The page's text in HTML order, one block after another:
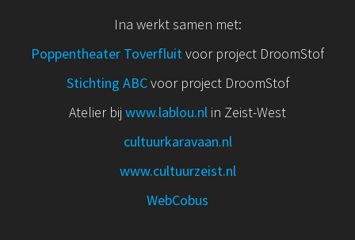
Ina werkt samen met:
Poppentheater Toverfluitvoor project DroomStof
Stichting ABCvoor project DroomStof
Atelier bij www.lablou.nl in Zeist-West
cultuurkaravaan.nl
www.cultuurzeist.nl
WebCobus